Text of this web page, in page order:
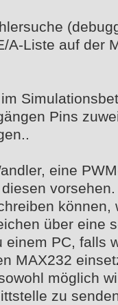
A-Liste auf der
Pins
eine
über eine
einem PC, falls
MAX232
möglich
zu